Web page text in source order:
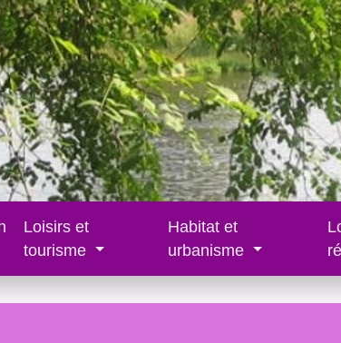
Loisirs et
tourisme
Habitat et
urbanisme